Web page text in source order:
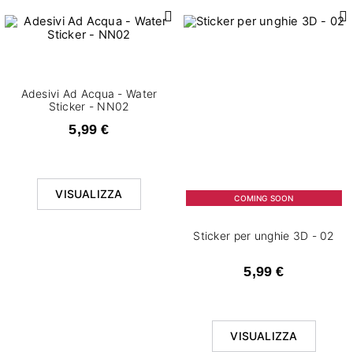
Adesivi Ad Acqua - Water
Sticker - NN02
5,99 €
VISUALIZZA COMING SOON
Sticker per unghie 3D - 02
5,99 €
VISUALIZZA